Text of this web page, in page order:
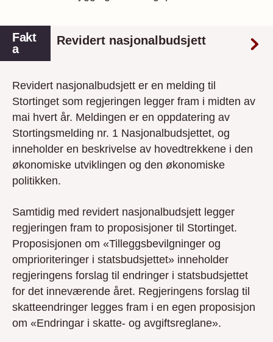
Fakt
a
Revidert nasjonalbudsjett
Revidert nasjonalbudsjett er en melding til
Stortinget som regjeringen legger fram i midten av
mai hvert år. Meldingen er en oppdatering av
Stortingsmelding nr. 1 Nasjonalbudsjettet, og
inneholder en beskrivelse av hovedtrekkene i den
økonomiske utviklingen og den økonomiske
politikken.
Samtidig med revidert nasjonalbudsjett legger
regjeringen fram to proposisjoner til Stortinget.
Proposisjonen om «Tilleggsbevilgninger og
omprioriteringer i statsbudsjettet» inneholder
regjeringens forslag til endringer i statsbudsjettet
for det inneværende året. Regjeringens forslag til
skatteendringer legges fram i en egen proposisjon
om «Endringar i skatte- og avgiftsreglane».